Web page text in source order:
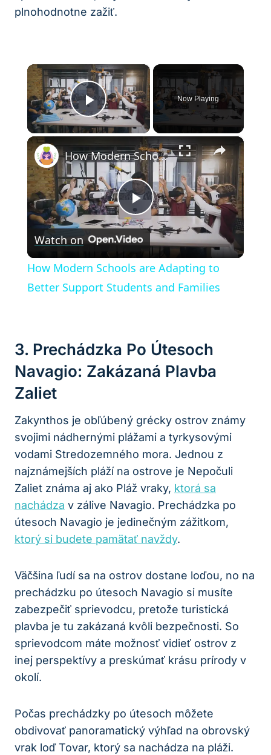
plnohodnotne zažiť.
×
Play Video
Now Playing
×
Play
Video
How Modern Schools are Adapting to Better Support Students and Families
Watch on
How Modern Schools are Adapting to
Better Support Students and Families
3. Prechádzka Po Útesoch
Navagio: Zakázaná Plavba
Zaliet
Zakynthos je obľúbený grécky ostrov známy
svojimi nádhernými plážami a tyrkysovými
vodami Stredozemného mora. Jednou z
najznámejších pláží na ostrove je Nepočuli
Zaliet známa aj ako Pláž vraky, ktorá sa
nachádza v zálive Navagio. Prechádzka po
útesoch Navagio je jedinečným zážitkom,
ktorý si budete pamätať navždy.
Väčšina ľudí sa na ostrov dostane loďou, no na
prechádzku po útesoch Navagio si musíte
zabezpečiť sprievodcu, pretože turistická
plavba je tu zakázaná kvôli bezpečnosti. So
sprievodcom máte možnosť vidieť ostrov z
inej perspektívy a preskúmať krásu prírody v
okolí.
Počas prechádzky po útesoch môžete
obdivovať panoramatický výhľad na obrovský
vrak loď Tovar, ktorý sa nachádza na pláži.